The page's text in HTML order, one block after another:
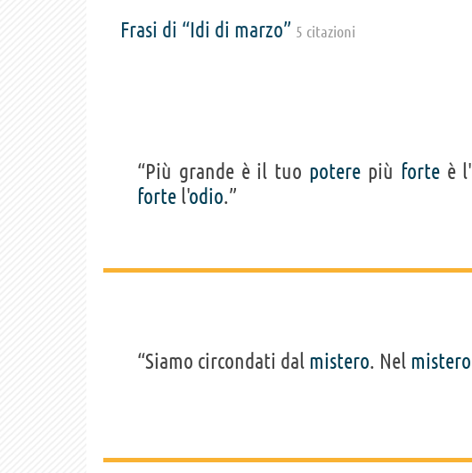
Frasi di “Idi di marzo” 5 citazioni
“Più grande è il tuo potere più forteè l'
forte l'odio.”
“Siamo circondati dal mistero. Nel mistero